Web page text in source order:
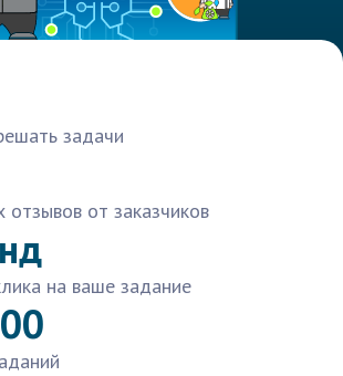
задачи
от заказчиков
на ваше задание